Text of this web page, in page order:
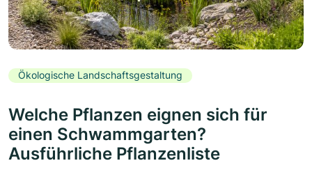
Ökologische Landschaftsgestaltung
Welche Pflanzen eignen sich für
einen Schwammgarten?
Ausführliche Pflanzenliste